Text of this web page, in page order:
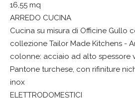
16,55 mq
ARREDO CUCINA
Cucina su misura di Officine Gullo
collezione Tailor Made Kitchens -
colonne: acciaio ad alto spessore
Pantone turchese, con rifiniture
inox
ELETTRODOMESTICI